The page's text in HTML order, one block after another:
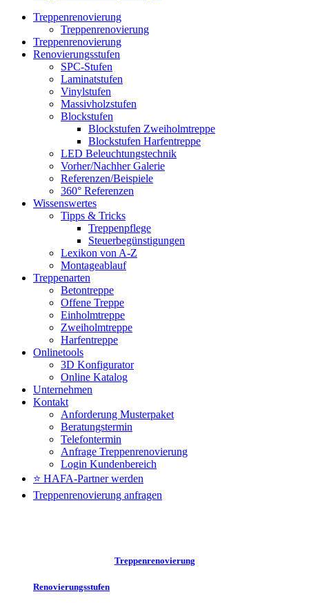
Treppenrenovierung
Treppenrenovierung
Treppenrenovierung
Renovierungsstufen
SPC-Stufen
Laminatstufen
Vinylstufen
Massivholzstufen
Blockstufen
Blockstufen Zweiholmtreppe
Blockstufen Harfentreppe
LED Beleuchtungstechnik
Vorher/Nachher Galerie
Referenzen/Beispiele
360° Referenzen
Wissenswertes
Tipps & Tricks
Treppenpflege
Steuerbegünstigungen
Lexikon von A-Z
Montageablauf
Treppenarten
Betontreppe
Offene Treppe
Einholmtreppe
Zweiholmtreppe
Harfentreppe
Onlinetools
3D Konfigurator
Online Katalog
Unternehmen
Kontakt
Anforderung Musterpaket
Beratungstermin
Telefontermin
Anfrage Treppenrenovierung
Login Kundenbereich
⭐ HAFA-Partner werden
Treppenrenovierung anfragen
Treppenrenovierung
Renovierungsstufen